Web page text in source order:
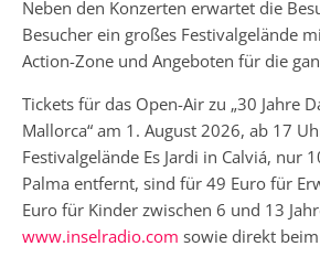
Neben den Konzerten erwartet die
Besucher ein großes Festivalgelände
Action-Zone und Angeboten für die
Tickets für das Open-Air zu „30 Jahre
Mallorca“ am 1. August 2026, ab 17
Festivalgelände Es Jardi in Calviá, nur
Palma entfernt, sind für 49 Euro für
Euro für Kinder zwischen 6 und 13
www.inselradio.com sowie direkt